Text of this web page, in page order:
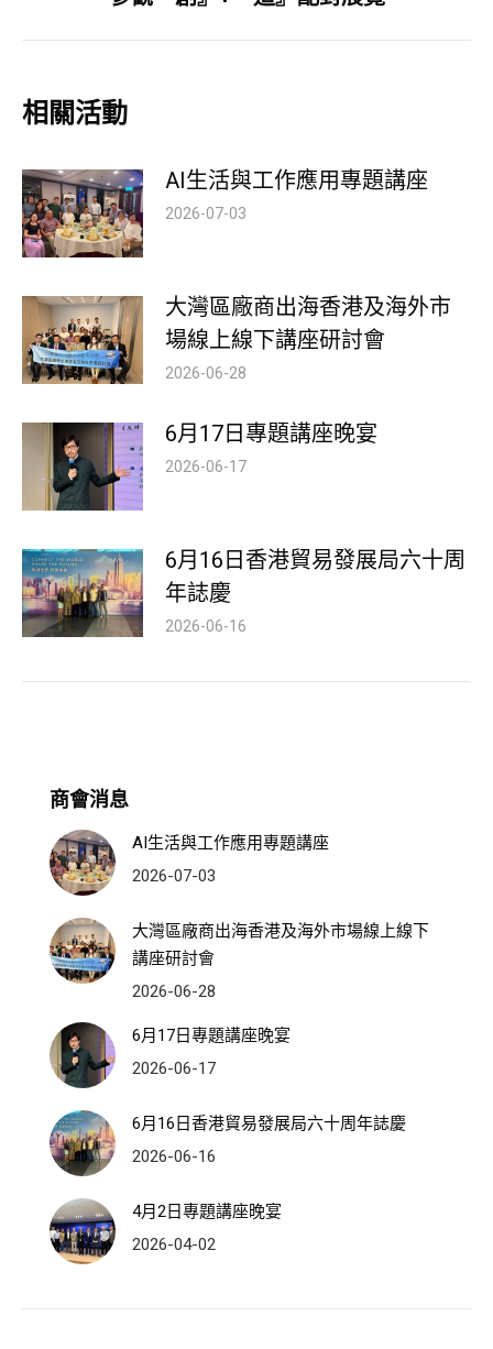
相關活動
AI生活與工作應用專題講座
2026-07-03
大灣區廠商出海香港及海外市
場線上線下講座研討會
2026-06-28
6月17日專題講座晚宴
2026-06-17
6月16日香港貿易發展局六十周
年誌慶
2026-06-16
商會消息
AI生活與工作應用專題講座
2026-07-03
大灣區廠商出海香港及海外市場線上線下
講座研討會
2026-06-28
6月17日專題講座晚宴
2026-06-17
6月16日香港貿易發展局六十周年誌慶
2026-06-16
4月2日專題講座晚宴
2026-04-02